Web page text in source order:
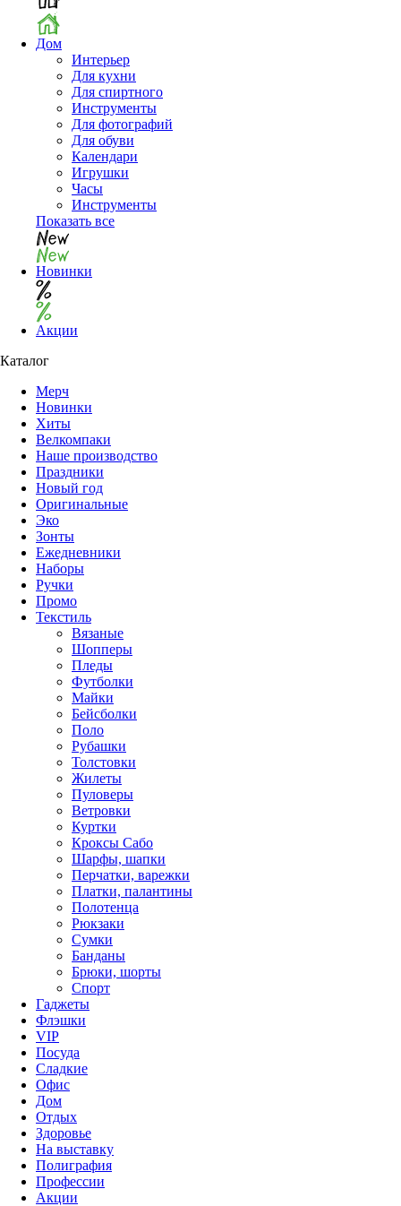
Дом
Интерьер
Для кухни
Для спиртного
Инструменты
Для фотографий
Для обуви
Календари
Игрушки
Часы
Инструменты
Показать все
Новинки
Акции
Каталог
Мерч
Новинки
Хиты
Велкомпаки
Наше производство
Праздники
Новый год
Оригинальные
Эко
Зонты
Ежедневники
Наборы
Ручки
Промо
Текстиль
Вязаные
Шопперы
Пледы
Футболки
Майки
Бейсболки
Поло
Рубашки
Толстовки
Жилеты
Пуловеры
Ветровки
Куртки
Кроксы Сабо
Шарфы, шапки
Перчатки, варежки
Платки, палантины
Полотенца
Рюкзаки
Сумки
Банданы
Брюки, шорты
Спорт
Гаджеты
Флэшки
VIP
Посуда
Сладкие
Офис
Дом
Отдых
Здоровье
На выставку
Полиграфия
Профессии
Акции